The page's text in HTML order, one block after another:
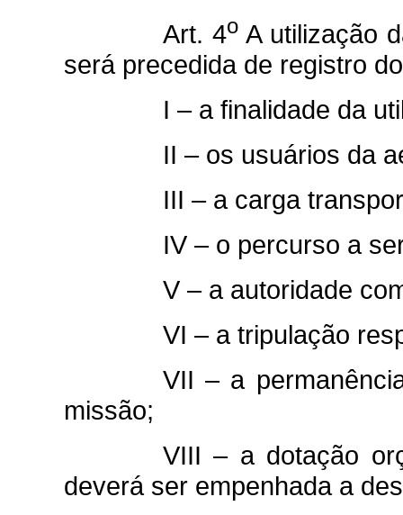
Art. 4o A utilização
será precedida de registro
I – a finalidade da
II – os usuários da
III – a carga
IV – o percurso a
V – a autoridade
VI – a tripulação
VII – a
missão;
VIII – a dotação
deverá ser empenhada a